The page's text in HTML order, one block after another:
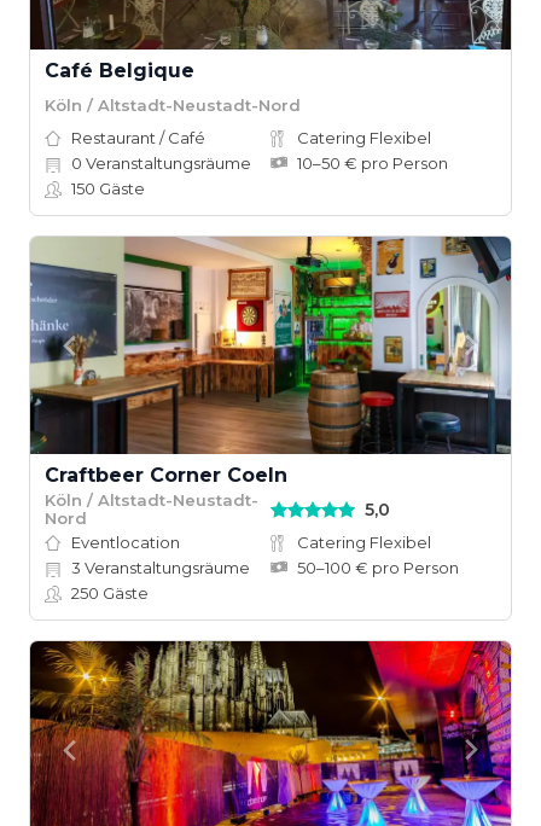
Café Belgique
Köln / Altstadt-Neustadt-Nord
Restaurant / Café
Catering Flexibel
0 Veranstaltungsräume
10–50 € pro Person
150 Gäste
Craftbeer Corner Coeln
Köln / Altstadt-Neustadt-
Nord
5,0
Eventlocation
Catering Flexibel
3 Veranstaltungsräume
50–100 € pro Person
250 Gäste